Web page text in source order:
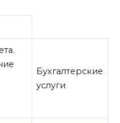
Бухгалтерские
услуги